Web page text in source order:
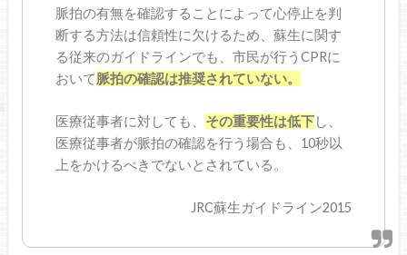
脈拍の有無を確認することによって心停止を判
断する方法は信頼性に欠けるため、蘇生に関す
る従来のガイドラインでも、市民が行うCPRに
おいて脈拍の確認は推奨されていない。
医療従事者に対しても、 その重要性は低下し、
医療従事者が脈拍の確認を行う場合も、10秒以
上をかけるべきでないとされている。
JRC蘇生ガイドライン2015